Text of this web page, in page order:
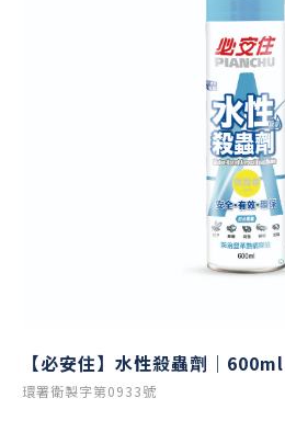
【必安住】水性殺蟲劑｜600ml
環署衛製字第0933號